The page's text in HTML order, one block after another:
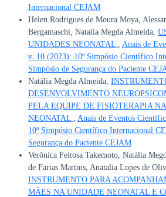
Internacional CEJAM
Helen Rodrigues de Moura Moya,
Bergamaschi, Natalia Megda Almeida,
UNIDADES NEONATAL
Anais de
v. 10 (2023): 10º Simpósio Científico
Simpósio de Segurança do Paciente
Natália Megda Almeida,
DESENVOLVIMENTO
PELA EQUIPE DE FISIOTERAPIA
NEONATAL
Anais de Eventos
10º Simpósio Científico Internacional
Segurança do Paciente CEJAM
Verônica Feitosa Takemoto, Natália
de Farias Martins, Anatalia Lopes de
INSTRUMENTO PARA
MÃES NA UNIDADE NEONATAL E